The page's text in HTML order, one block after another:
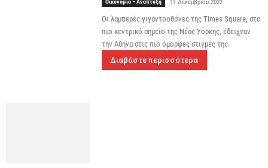
Οικονομία – Ανάπτυξη 11 Δεκεμβρίου 2022
Οι λαμπερές γιγαντοοθόνες της Times Square, στο
πιο κεντρικό σημείο της Νέας Υόρκης, έδειχναν
την Αθήνα στις πιο όμορφες στιγμές της.
Διαβάστε περισσότερα